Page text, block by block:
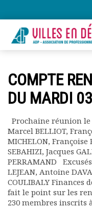
contact@villes-
L’association
Qui sommes-nous ?
Présentation vidéo
Le bureau
Statuts de l’association
Vie de l’association
Calendrier des
COMPTE
DU MARDI
Prochaine réunion
Marcel BELLIOT,
MICHELON, Françoise
SEBAHIZI, Jacques
PERRAMAND
LEJEAN, Antoine
COULIBALY Finances
fait le point sur les
230 membres inscrits